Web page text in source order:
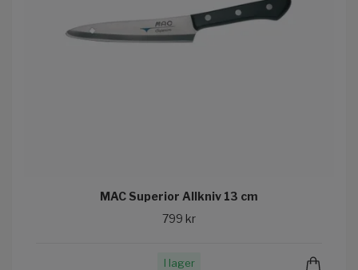
MAC Superior Allkniv 13 cm
799 kr
I lager